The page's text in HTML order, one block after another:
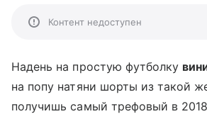
Контент недоступен
Надень на простую футболку
на попу натяни шорты из такой
получишь самый трефовый в